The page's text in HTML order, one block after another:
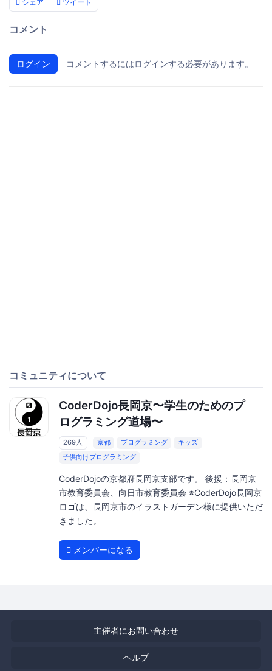
シェア ツイート
コメント
ログイン コメントするにはログインする必要があります。
コミュニティについて
CoderDojo長岡京〜学生のためのプ
ログラミング道場〜
269人 京都 プログラミング
キッズ
子供向けプログラミング
CoderDojoの京都府長岡京支部です。 後援：長岡京
市教育委員会、向日市教育委員会 ※CoderDojo長岡京
ロゴは、長岡京市のイラストガーデン様に提供いただ
きました。
メンバーになる
主催者にお問い合わせ
ヘルプ